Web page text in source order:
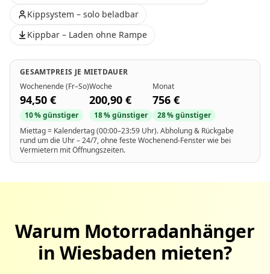
Kippsystem – solo beladbar
Kippbar – Laden ohne Rampe
GESAMTPREIS JE MIETDAUER
Wochenende (Fr–So)
94,50 €
10 % günstiger
Woche
200,90 €
18 % günstiger
Monat
756 €
28 % günstiger
Miettag = Kalendertag (00:00–23:59 Uhr). Abholung & Rückgabe
rund um die Uhr – 24/7, ohne feste Wochenend-Fenster wie bei
Vermietern mit Öffnungszeiten.
Warum Motorradanhänger
in Wiesbaden mieten?